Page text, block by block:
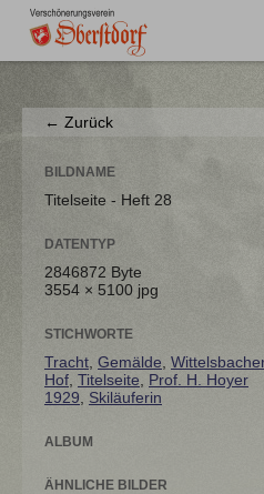
"Ming Huimat mueß de Kinde
Verein
Chronik
Unser Oberstdorf
Flurnamen
Literatur
Kontakt
← Zurück
BILDNAME
Titelseite - Heft 28
DATENTYP
2846872 Byte
3554 × 5100 jpg
STICHWORTE
Tracht Gemälde
Hof Titelseite
Prof. H. Hoyer
1929
Skiläuferin
ALBUM
ÄHNLICHE BILDER